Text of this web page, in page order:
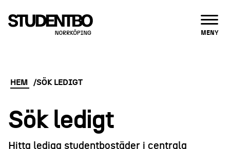
MENY
HEM SÖK LEDIGT
Sök ledigt
Hitta lediga studentbostäder i centrala